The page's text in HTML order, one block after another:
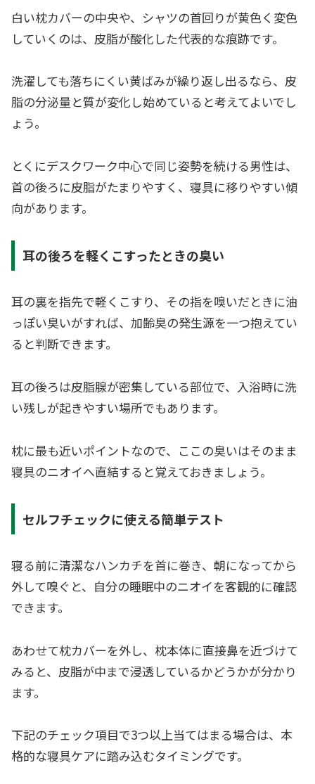
白い枕カバーの中央や、シャツの首回りが黄色く変色
していくのは、皮脂が酸化した代表的な痕跡です。
洗濯しても落ちにくい黄ばみが繰り返し出るなら、皮
脂の分泌量と質が変化し始めていると考えてよいでし
ょう。
とくにデスクワーク中心で同じ姿勢を続ける男性は、
首の後ろに皮脂がたまりやすく、寝具に移りやすい傾
向があります。
耳の後ろを軽くこすったときの臭い
耳の裏を指先で軽くこすり、その指を嗅いだときに油
っぽい臭いがすれば、加齢臭の発生源を一つ抱えてい
ると判断できます。
耳の後ろは皮脂腺が密集している部位で、入浴時に洗
い残しが起きやすい場所でもあります。
枕に最も近いポイントなので、ここの臭いはそのまま
寝具のニオイへ直結すると覚えておきましょう。
セルフチェックに使える簡単テスト
寝る前に清潔なハンカチを首に巻き、朝になってから
外して嗅ぐと、自分の睡眠中のニオイを客観的に確認
できます。
あわせて枕カバーを外し、枕本体に直接鼻を近づけて
みると、皮脂が中まで浸透しているかどうかが分かり
ます。
下記のチェック項目で3つ以上当てはまる場合は、本
格的な寝具ケアに踏み込むタイミングです。